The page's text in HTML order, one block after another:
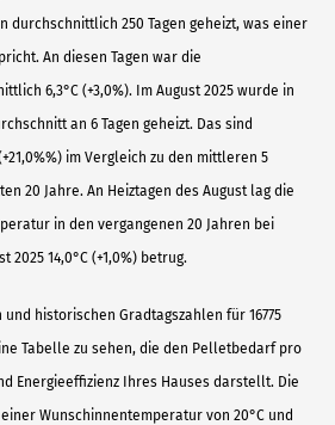
durchschnittlich 250 Tagen geheizt, was einer
An diesen Tagen war die
6,3°C (+3,0%). Im August 2025 wurde in
an 6 Tagen geheizt. Das sind
(+21,0%%) im Vergleich zu den mittleren 5
20 Jahre. An Heiztagen des August lag die
in den vergangenen 20 Jahren bei
2025 14,0°C (+1,0%) betrug.
historischen Gradtagszahlen für 16775
Tabelle zu sehen, die den Pelletbedarf pro
Energieeffizienz Ihres Hauses darstellt. Die
Wunschinnentemperatur von 20°C und